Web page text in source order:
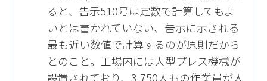
ると、告示510号は定数で計算してもよ
いとは書かれていない、告示に示される
最も近い数値で計算するのが原則だから
とのこと。工場内には大型プレス機械が
設置されており、3,750人もの作業員が入